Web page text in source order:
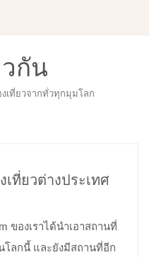
กัน
เที่ยวจากทั่วทุกมุมโลก
ที่ยวต่างประเทศ
ของเราได้นำเอาสถานที่
โลกนี้ และยังมีสถานที่อีก